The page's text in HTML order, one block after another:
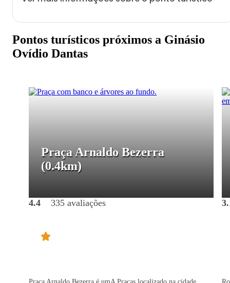
Pontos turísticos próximos a Ginásio
Ovídio Dantas
Praça Arnaldo Bezerra
(0.4km)
4.4 335 avaliações